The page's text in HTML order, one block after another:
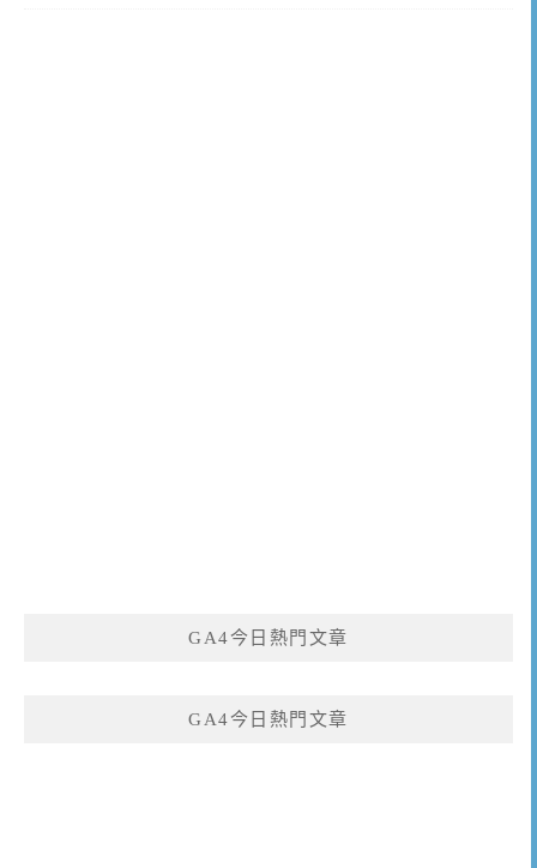
GA4今日熱門文章
GA4今日熱門文章